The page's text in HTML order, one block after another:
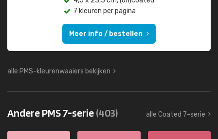
7 kleuren per pagina
Meer info / bestellen
alle PMS-kleurenwaaiers bekijken
Andere PMS 7-serie(403) alle Coated 7-serie